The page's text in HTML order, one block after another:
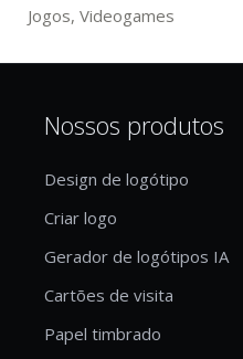
Jogos, Videogames
Nossos produtos
Design de logótipo
Criar logo
Gerador de logótipos IA
Cartões de visita
Papel timbrado